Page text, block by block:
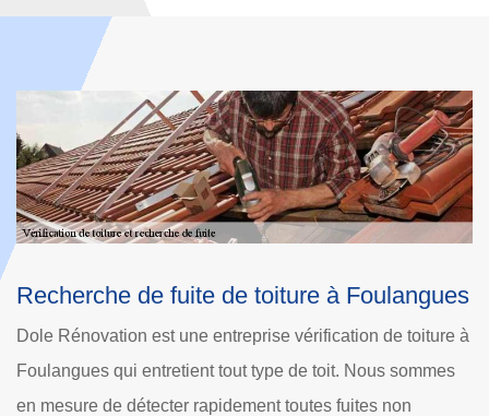
à
Les travaux de recherche des fuites de toit
à Foulangues
Les travaux de recherche des fuites de toit des maisons
sont indispensables pour la prévention des dommages